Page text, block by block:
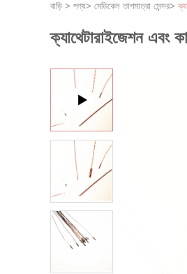
বাড়ি > পণ্য> মেডিকেল তাপমাত্রা সেন্সর>
ক্যাথেটারাইজেশন এবং